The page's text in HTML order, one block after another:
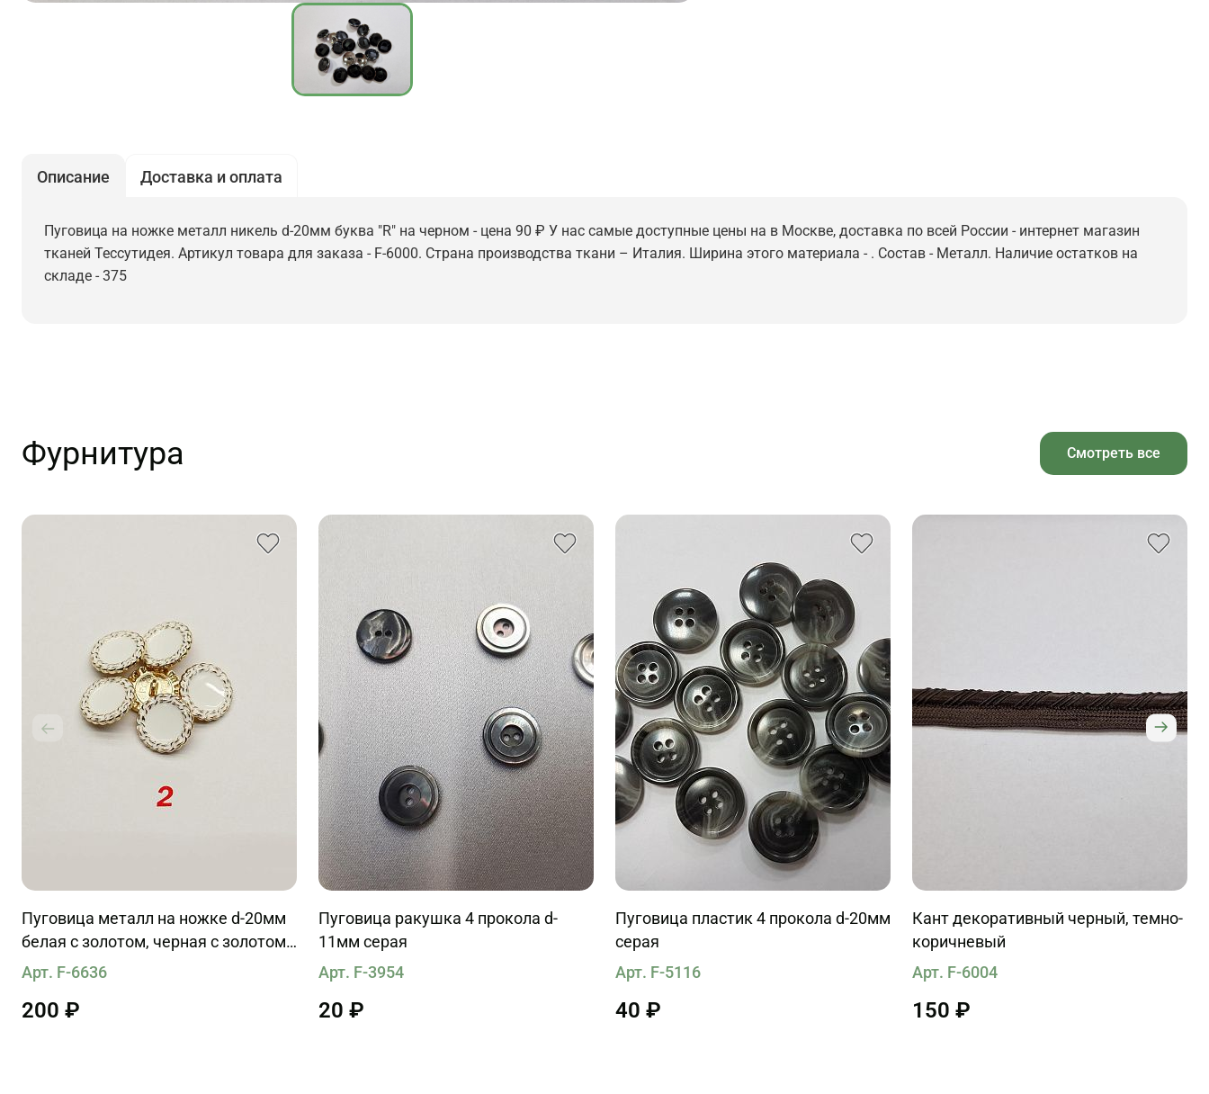
Описание Доставка и оплата
Пуговица на ножке металл никель d-20мм буква "R" на черном - цена 90 ₽ У нас самые доступные цены на в Москве, доставка по всей России - интернет магазин
тканей Тессутидея. Артикул товара для заказа - F-6000. Страна производства ткани – Италия. Ширина этого материала - . Состав - Металл. Наличие остатков на
складе - 375
Фурнитура Смотреть все
Пуговица металл на ножке d-20мм
белая с золотом, черная с золотом,
черная с серебром
Арт. F-6636
200 ₽
Пуговица ракушка 4 прокола d-
11мм серая
Арт. F-3954
20 ₽
Пуговица пластик 4 прокола d-20мм
серая
Арт. F-5116
40 ₽
Кант декоративный черный, темно-
коричневый
Арт. F-6004
150 ₽